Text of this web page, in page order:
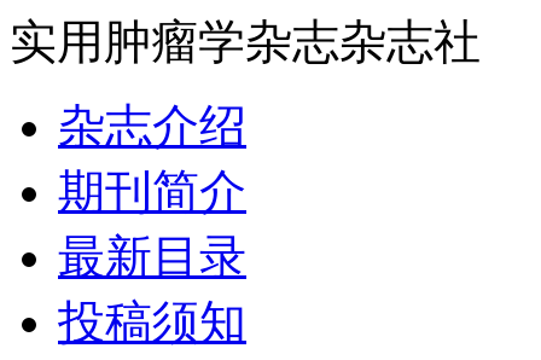
实用肿瘤学杂志杂志社
杂志介绍
期刊简介
最新目录
投稿须知